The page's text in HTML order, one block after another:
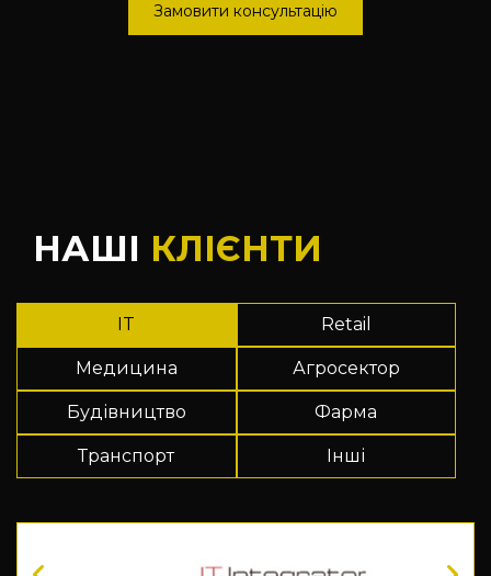
Замовити консультацію
НАШІ КЛІЄНТИ
IT Retail
Медицина Агросектор
Будівництво Фарма
Транспорт Інші